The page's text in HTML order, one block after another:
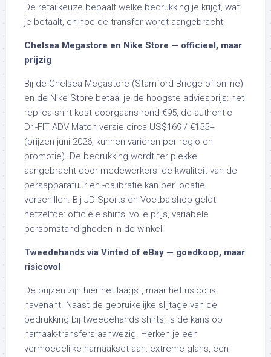
De retailkeuze bepaalt welke bedrukking je krijgt, wat
je betaalt, en hoe de transfer wordt aangebracht.
Chelsea Megastore en Nike Store — officieel, maar
prijzig
Bij de Chelsea Megastore (Stamford Bridge of online)
en de Nike Store betaal je de hoogste adviesprijs: het
replica shirt kost doorgaans rond €95, de authentic
Dri-FIT ADV Match versie circa US$169 / €155+
(prijzen juni 2026, kunnen variëren per regio en
promotie). De bedrukking wordt ter plekke
aangebracht door medewerkers; de kwaliteit van de
persapparatuur en -calibratie kan per locatie
verschillen. Bij JD Sports en Voetbalshop geldt
hetzelfde: officiële shirts, volle prijs, variabele
persomstandigheden in de winkel.
Tweedehands via Vinted of eBay — goedkoop, maar
risicovol
De prijzen zijn hier het laagst, maar het risico is
navenant. Naast de gebruikelijke slijtage van de
bedrukking bij tweedehands shirts, is de kans op
namaak-transfers aanwezig. Herken je een
vermoedelijke namaakset aan: extreme glans, een